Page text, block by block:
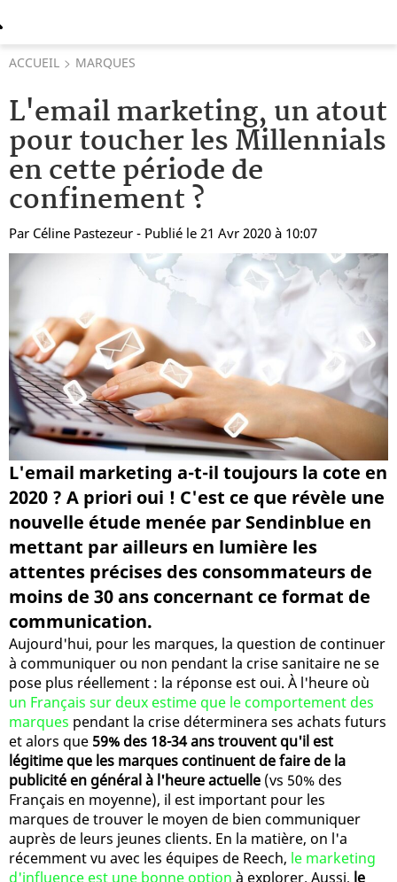
ACCUEIL MARQUES
L'email marketing, un atout
pour toucher les Millennials
en cette période de
confinement ?
Par Céline Pastezeur - Publié le 21 Avr 2020 à 10:07
L'email marketing a-t-il toujours la cote en
2020 ? A priori oui ! C'est ce que révèle une
nouvelle étude menée par Sendinblue en
mettant par ailleurs en lumière les
attentes précises des consommateurs de
moins de 30 ans concernant ce format de
communication.
Aujourd'hui, pour les marques, la question de continuer
à communiquer ou non pendant la crise sanitaire ne se
pose plus réellement : la réponse est oui. À l'heure où
un Français sur deux estime que le comportement des
marques pendant la crise déterminera ses achats futurs
et alors que 59% des 18-34 ans trouvent qu'il est
légitime que les marques continuent de faire de la
publicité en général à l'heure actuelle (vs 50% des
Français en moyenne), il est important pour les
marques de trouver le moyen de bien communiquer
auprès de leurs jeunes clients. En la matière, on l'a
récemment vu avec les équipes de Reech, le marketing
d'influence est une bonne option à explorer. Aussi, le